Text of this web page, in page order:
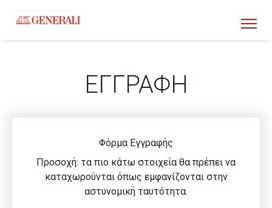
ΟΔΗΓΙΕΣ ΧΡΗΣΗΣ
ΕΓΓΡΑΦΗ
Φόρμα Εγγραφής
Προσοχή: τα πιο κάτω στοιχεία θα πρέπει να
καταχωρούνται όπως εμφανίζονται στην
αστυνομική ταυτότητα.